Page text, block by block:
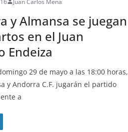
y Almansa se juegan
en el Juan
Endeiza
29 de mayo a las 18:00 horas,
y Andorra C.F. jugarán el partido
a